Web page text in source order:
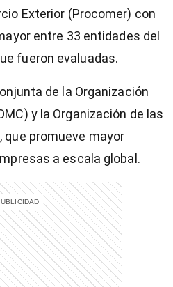
Exterior (Procomer) con
entre 33 entidades del
fueron evaluadas.
de la Organización
y la Organización de las
que promueve mayor
a escala global.